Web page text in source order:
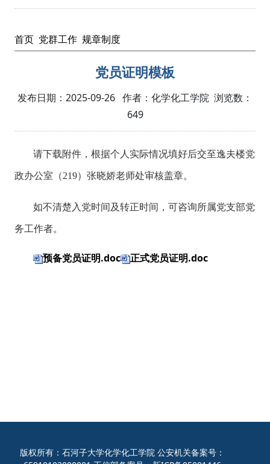
首页 党群工作 规章制度
党员证明模板
发布日期：2025-09-26 作者：化学化工学院 浏览数：
649
请下载附件，根据个人实际情况填好后交至逸夫楼党
政办公室（219）张晓娇老师处审核盖章。
如不清楚入党时间及转正时间，可咨询所属党支部党
务工作者。
预备党员证明.doc 正式党员证明.doc
版权所有：石河子大学化学化工学院 公安机关备案号：